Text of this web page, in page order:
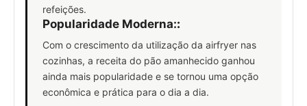
refeições.
Popularidade Moderna::
Com o crescimento da utilização da airfryer nas
cozinhas, a receita do pão amanhecido ganhou
ainda mais popularidade e se tornou uma opção
econômica e prática para o dia a dia.